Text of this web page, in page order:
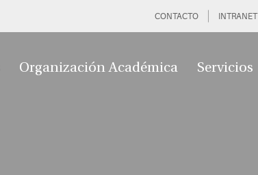
CONTACTO INTRANET
Organización Académica Servicios